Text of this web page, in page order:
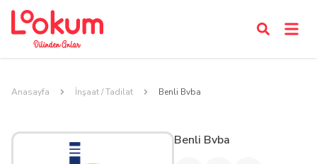
Anasayfa İnşaat / Tadilat Benli Bvba
Benli Bvba